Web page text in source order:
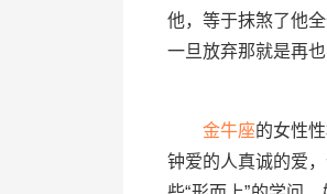
他，等于抹煞了他
一旦放弃那就是再也
金牛座的女性
钟爱的人真诚的爱